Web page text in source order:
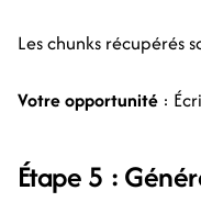
Les chunks récupérés
Votre opportunité :
Étape 5 :